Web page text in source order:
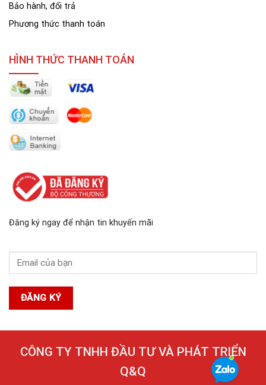
Bảo hành, đổi trả
Phương thức thanh toán
HÌNH THỨC THANH TOÁN
Đăng ký ngay để nhận tin khuyến mãi
CÔNG TY TNHH ĐẦU TƯ VÀ PHÁT TRIỂN
Q&Q